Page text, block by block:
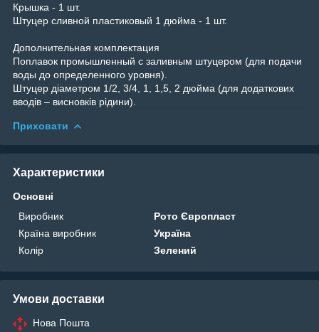
Крышка - 1 шт.
Штуцер сливной пластиковый 1 дюйма - 1 шт.
Дополнительная комплектация
Поплавок промышленный с заливным штуцером (для подачи
воды до определенного уровня).
Штуцер діаметром 1/2, 3/4, 1, 1,5, 2 дюйма (для додаткових
вводів – висновків рідини).
Приховати
Характеристики
Основні
Виробник
Рото Європласт
Країна виробник
Україна
Колір
Зелений
Умови доставки
Нова Пошта